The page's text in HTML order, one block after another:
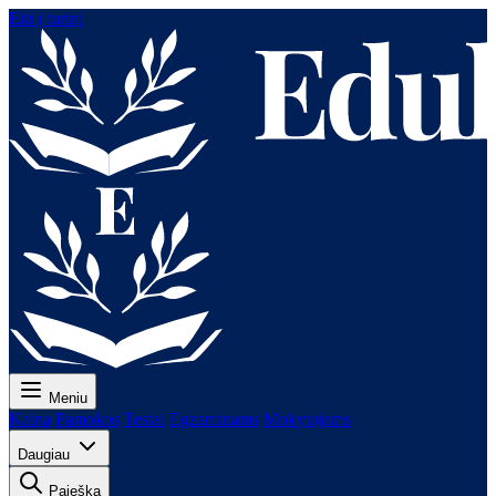
Eiti į turinį
Meniu
Kaina Pamokos Testai Egzaminams Mokytojams
Daugiau
Paieška